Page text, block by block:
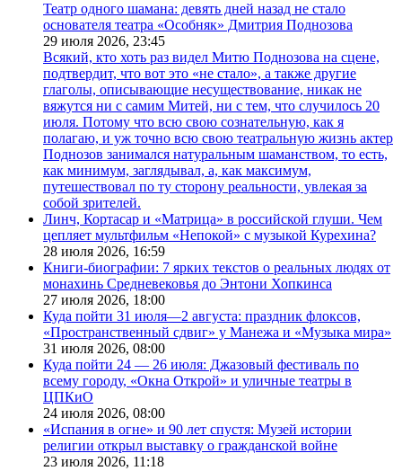
Театр одного шамана: девять дней назад не стало
основателя театра «Особняк» Дмитрия Поднозова
29 июля 2026, 23:45
Всякий, кто хоть раз видел Митю Поднозова на сцене,
подтвердит, что вот это «не стало», а также другие
глаголы, описывающие несуществование, никак не
вяжутся ни с самим Митей, ни с тем, что случилось 20
июля. Потому что всю свою сознательную, как я
полагаю, и уж точно всю свою театральную жизнь актер
Поднозов занимался натуральным шаманством, то есть,
как минимум, заглядывал, а, как максимум,
путешествовал по ту сторону реальности, увлекая за
собой зрителей.
Линч, Кортасар и «Матрица» в российской глуши. Чем
цепляет мультфильм «Непокой» с музыкой Курехина?
28 июля 2026, 16:59
Книги-биографии: 7 ярких текстов о реальных людях от
монахинь Средневековья до Энтони Хопкинса
27 июля 2026, 18:00
Куда пойти 31 июля—2 августа: праздник флоксов,
«Пространственный сдвиг» у Манежа и «Музыка мира»
31 июля 2026, 08:00
Куда пойти 24 — 26 июля: Джазовый фестиваль по
всему городу, «Окна Открой» и уличные театры в
ЦПКиО
24 июля 2026, 08:00
«Испания в огне» и 90 лет спустя: Музей истории
религии открыл выставку о гражданской войне
23 июля 2026, 11:18